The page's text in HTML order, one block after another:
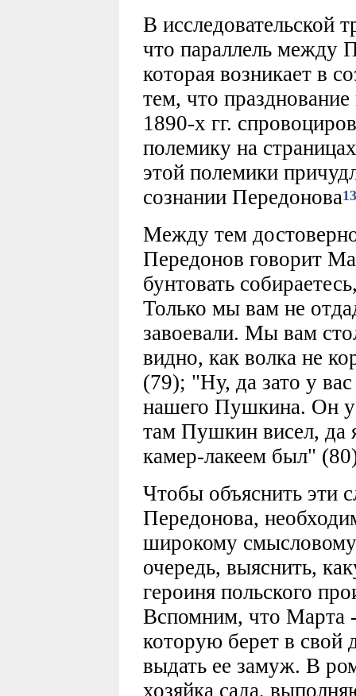
В исследовательской
что параллель
которая возникает в
тем, что
1890-х гг.
полемику на
этой полемики
сознании Передонова13
Между тем
Передонов говорит
бунтовать
Только мы вам не
завоевали. Мы вам
видно, как волка не
(79); "Ну, да зато у
нашего Пушкина. Он у
там Пушкин висел, да
камер-лакеем был"
Чтобы объяснить эти
Передонова,
широкому
очередь, выяснить,
героиня польского
Вспомним, что Марта
которую берет в свой
выдать ее замуж. В
хозяйка сада,